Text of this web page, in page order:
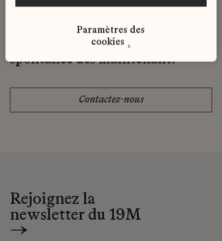
Vous n'avez pas trouvé d'offre
qui correspond à votre profil ?
Envoyez-nous votre candidature
spontanée dès maintenant.
Contactez-nous
Rejoignez la
newsletter du 19M
→
Paramètres des
cookies